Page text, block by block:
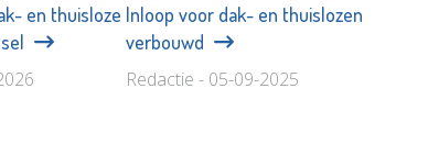
en thuisloze Inloop voor dak- en thuislozen
verbouwd
Redactie - 05-09-2025